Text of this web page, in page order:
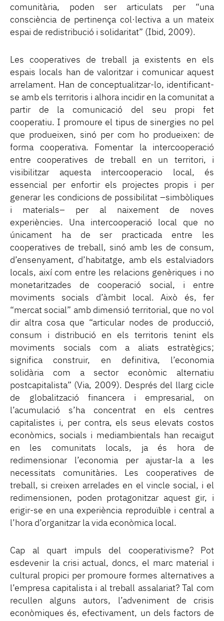
comunitària, poden ser articulats per “una
consciència de pertinença col·lectiva a un mateix
espai de redistribució i solidaritat” (Ibid, 2009).
Les cooperatives de treball ja existents en els
espais locals han de valoritzar i comunicar aquest
arrelament. Han de conceptualitzar-lo, identificant-
se amb els territoris i alhora incidir en la comunitat a
partir de la comunicació del seu propi fet
cooperatiu. I promoure el tipus de sinergies no pel
que produeixen, sinó per com ho produeixen: de
forma cooperativa. Fomentar la intercooperació
entre cooperatives de treball en un territori, i
visibilitzar aquesta intercooperacio local, és
essencial per enfortir els projectes propis i per
generar les condicions de possibilitat –simbòliques
i materials– per al naixement de noves
experiències. Una intercooperació local que no
únicament ha de ser practicada entre les
cooperatives de treball, sinó amb les de consum,
d’ensenyament, d’habitatge, amb els estalviadors
locals, així com entre les relacions genèriques i no
monetaritzades de cooperació social, i entre
moviments socials d’àmbit local. Això és, fer
“mercat social” amb dimensió territorial, que no vol
dir altra cosa que “articular nodes de producció,
consum i distribució en els territoris tenint els
moviments socials com a aliats estratègics;
significa construir, en definitiva, l’economia
solidària com a sector econòmic alternatiu
postcapitalista” (Via, 2009). Després del llarg cicle
de globalització financera i empresarial, on
l’acumulació s’ha concentrat en els centres
capitalistes i, per contra, els seus elevats costos
econòmics, socials i mediambientals han recaigut
en les comunitats locals, ja és hora de
redimensionar l’economia per ajustar-la a les
necessitats comunitàries. Les cooperatives de
treball, si creixen arrelades en el vincle social, i el
redimensionen, poden protagonitzar aquest gir, i
erigir-se en una experiència reproduïble i central a
l’hora d’organitzar la vida econòmica local.
Cap al quart impuls del cooperativisme? Pot
esdevenir la crisi actual, doncs, el marc material i
cultural propici per promoure formes alternatives a
l’empresa capitalista i al treball assalariat? Tal com
recullen alguns autors, l’adveniment de crisis
econòmiques és, efectivament, un dels factors de